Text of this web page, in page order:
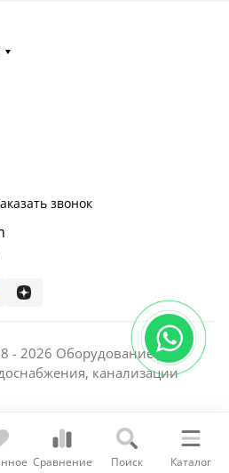
Сравнение Поиск Каталог
звонок
- 2026 Оборудование для
канализации